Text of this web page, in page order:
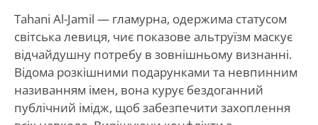
Tahani Al-Jamil — гламурна, одержима статусом
світська левиця, чиє показове альтруїзм маскує
відчайдушну потребу в зовнішньому визнанні.
Відома розкішними подарунками та невпинним
називанням імен, вона курує бездоганний
публічний імідж, щоб забезпечити захоплення